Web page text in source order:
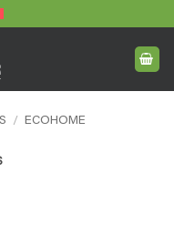
/ ECOHOME